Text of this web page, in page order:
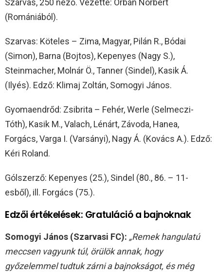
Szarvas, 250 néző. Vezette: Orbán Norbert
(Romániából).
Szarvas: Köteles – Zima, Magyar, Pilán R., Bódai
(Simon), Barna (Bojtos), Kepenyes (Nagy S.),
Steinmacher, Molnár Ö., Tanner (Sindel), Kasik Á.
(Ilyés). Edző: Klimaj Zoltán, Somogyi János.
Gyomaendrőd: Zsibrita – Fehér, Werle (Selmeczi-
Tóth), Kasik M., Valach, Lénárt, Závoda, Hanea,
Forgács, Varga I. (Varsányi), Nagy Á. (Kovács A.). Edző:
Kéri Roland.
Gólszerző: Kepenyes (25.), Sindel (80., 86. – 11-
esből), ill. Forgács (75.).
Edzői értékelések: Gratuláció a bajnoknak
Somogyi János (Szarvasi FC): „Remek hangulatú
meccsen vagyunk túl, örülök annak, hogy
győzelemmel tudtuk zárni a bajnokságot, és még